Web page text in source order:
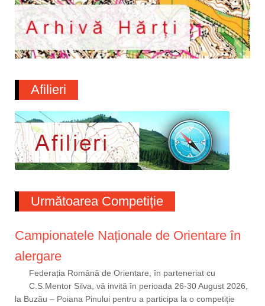
Afilieri
Următoarea Competiție
Campionatele Naționale de Orientare în
alergare
Federația Română de Orientare, în parteneriat cu
C.S.Mentor Silva, vă invită în perioada 26-30 August 2026,
la Buzău – Poiana Pinului pentru a participa la o competiție